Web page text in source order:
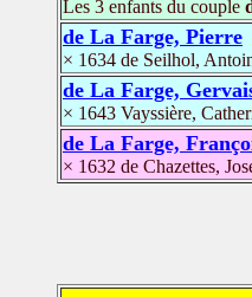
Les 3 enfants du couple
de La Farge, Pierre
× 1634 de Seilhol,
de La Farge,
× 1643 Vayssière,
de La Farge,
× 1632 de Chazettes,